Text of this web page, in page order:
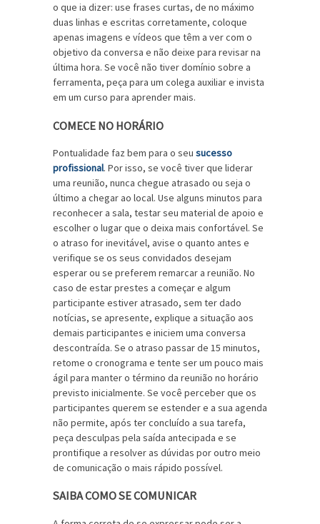
o que ia dizer: use frases curtas, de no máximo
duas linhas e escritas corretamente, coloque
apenas imagens e vídeos que têm a ver com o
objetivo da conversa e não deixe para revisar na
última hora. Se você não tiver domínio sobre a
ferramenta, peça para um colega auxiliar e invista
em um curso para aprender mais.
COMECE NO HORÁRIO
Pontualidade faz bem para o seu sucesso
profissional. Por isso, se você tiver que liderar
uma reunião, nunca chegue atrasado ou seja o
último a chegar ao local. Use alguns minutos para
reconhecer a sala, testar seu material de apoio e
escolher o lugar que o deixa mais confortável. Se
o atraso for inevitável, avise o quanto antes e
verifique se os seus convidados desejam
esperar ou se preferem remarcar a reunião. No
caso de estar prestes a começar e algum
participante estiver atrasado, sem ter dado
notícias, se apresente, explique a situação aos
demais participantes e iniciem uma conversa
descontraída. Se o atraso passar de 15 minutos,
retome o cronograma e tente ser um pouco mais
ágil para manter o término da reunião no horário
previsto inicialmente. Se você perceber que os
participantes querem se estender e a sua agenda
não permite, após ter concluído a sua tarefa,
peça desculpas pela saída antecipada e se
prontifique a resolver as dúvidas por outro meio
de comunicação o mais rápido possível.
SAIBA COMO SE COMUNICAR